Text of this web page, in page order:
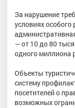
За нарушение
условиях
— от 10 до 80
одного миллиона
Объекты
систему
посетителей о
возможных